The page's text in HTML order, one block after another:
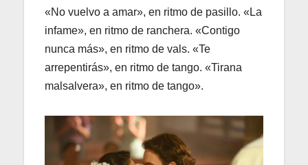
«No vuelvo a amar», en ritmo de pasillo. «La
infame», en ritmo de ranchera. «Contigo
nunca más», en ritmo de vals. «Te
arrepentirás», en ritmo de tango. «Tirana
malsalvera», en ritmo de tango».